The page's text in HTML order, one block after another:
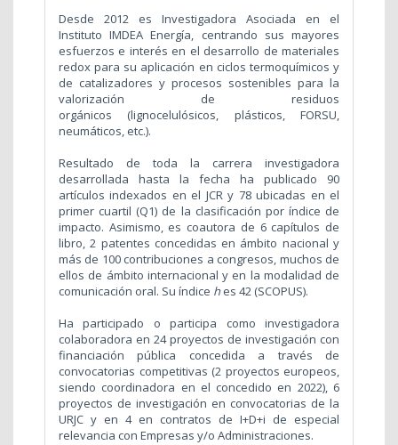
Desde 2012 es Investigadora Asociada en el
Instituto IMDEA Energía, centrando sus mayores
esfuerzos e interés en el desarrollo de materiales
redox para su aplicación en ciclos termoquímicos y
de catalizadores y procesos sostenibles para la
valorización de residuos
orgánicos (lignocelulósicos, plásticos, FORSU,
neumáticos, etc.).
Resultado de toda la carrera investigadora
desarrollada hasta la fecha ha publicado 90
artículos indexados en el JCR y 78 ubicadas en el
primer cuartil (Q1) de la clasificación por índice de
impacto. Asimismo, es coautora de 6 capítulos de
libro, 2 patentes concedidas en ámbito nacional y
más de 100 contribuciones a congresos, muchos de
ellos de ámbito internacional y en la modalidad de
comunicación oral. Su índice hes 42 (SCOPUS).
Ha participado o participa como investigadora
colaboradora en 24 proyectos de investigación con
financiación pública concedida a través de
convocatorias competitivas (2 proyectos europeos,
siendo coordinadora en el concedido en 2022), 6
proyectos de investigación en convocatorias de la
URJC y en 4 en contratos de I+D+i de especial
relevancia con Empresas y/o Administraciones.